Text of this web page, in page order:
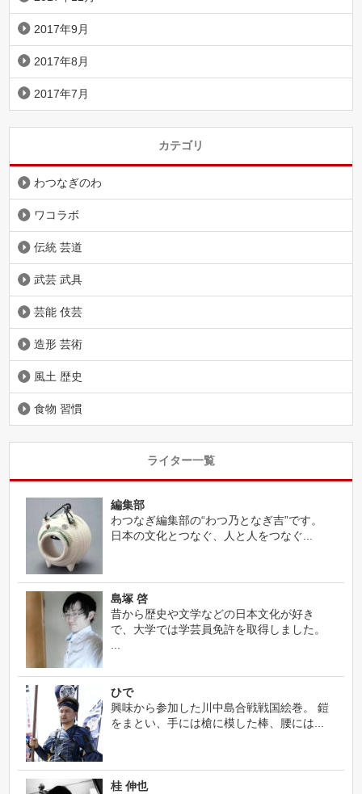
2017年9月
2017年8月
2017年7月
カテゴリ
わつなぎのわ
ワコラボ
伝統 芸道
武芸 武具
芸能 伎芸
造形 芸術
風土 歴史
食物 習慣
ライター一覧
編集部
わつなぎ編集部の“わつ乃となぎ吉”です。
日本の文化とつなぐ、人と人をつなぐ...
島塚 啓
昔から歴史や文学などの日本文化が好き
で、大学では学芸員免許を取得しました。
ひで
興味から参加した川中島合戦戦国絵巻。 鎧
をまとい、手には槍に模した棒、腰には...
桂 伸也